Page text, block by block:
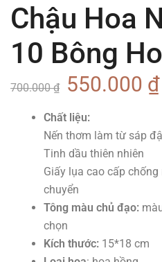
Chậu Hoa
10 Bông
700.000₫ 550.000 ₫
Chất liệu:
Nến thơm làm từ sáp
Tinh dầu thiên nhiên
Giấy lụa cao cấp
chuyển
Tông màu chủ đạo:
chọn
Kích thước: 15*18 cm